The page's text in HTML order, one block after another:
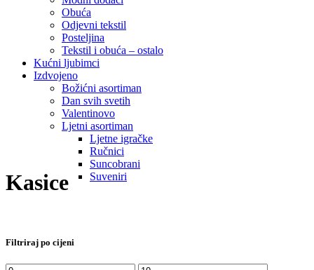
Obuća
Odjevni tekstil
Posteljina
Tekstil i obuća – ostalo
Kućni ljubimci
Izdvojeno
Božićni asortiman
Dan svih svetih
Valentinovo
Ljetni asortiman
Ljetne igračke
Ručnici
Suncobrani
Suveniri
Kasice
Filtriraj po cijeni